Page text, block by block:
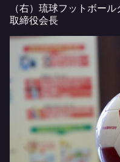
（右）琉球フットボー
取締役会長